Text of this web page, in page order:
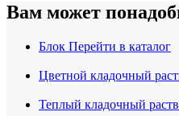
Вам может
Блок Перейти в каталог
Цветной кладочный
Теплый кладочный